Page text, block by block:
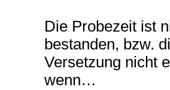
Die Probezeit ist
bestanden, bzw.
Versetzung nicht
wenn…